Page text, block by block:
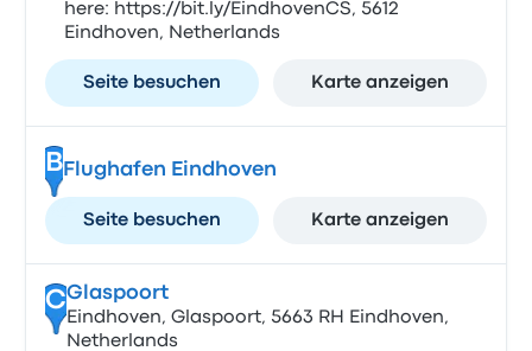
here: https://bit.ly/EindhovenCS, 5612
Eindhoven, Netherlands
Seite besuchen Karte anzeigen
BFlughafen Eindhoven
Seite besuchen Karte anzeigen
CGlaspoort
Eindhoven, Glaspoort, 5663 RH Eindhoven,
Netherlands